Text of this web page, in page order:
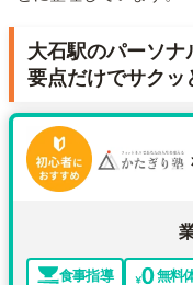
大石駅のパーソナ
要点だけでサクッ
食事指導 無料